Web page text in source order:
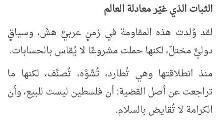
الثبات الذي غيّر معادلة العالم
لقد وُلدت هذه المقاومة في زمنٍ عربيٍّ هشّ، وسياقٍ
دوليٍّ مختلّ، لكنها حملت مشروعًا لا يُقاس بالحسابات.
منذ انطلاقتها وهي تُطارد، تُشَوَّه، تُصنَّف، لكنها ما
تراجعت عن أصل القضية: أن فلسطين ليست للبيع، وأن
الكرامة لا تُقايض بالسلام.